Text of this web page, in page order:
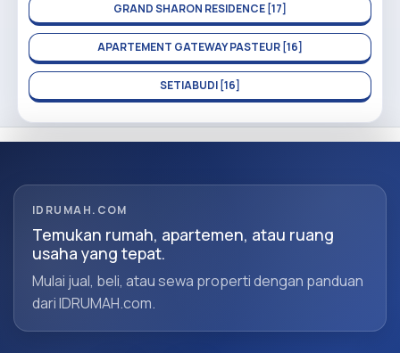
GRAND SHARON RESIDENCE [17]
APARTEMENT GATEWAY PASTEUR [16]
SETIABUDI [16]
IDRUMAH.COM
Temukan rumah, apartemen, atau ruang
usaha yang tepat.
Mulai jual, beli, atau sewa properti dengan panduan
dari IDRUMAH.com.